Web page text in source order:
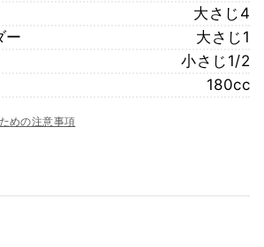
大さじ4
ー
大さじ1
小さじ1/2
180cc
めの注意事項